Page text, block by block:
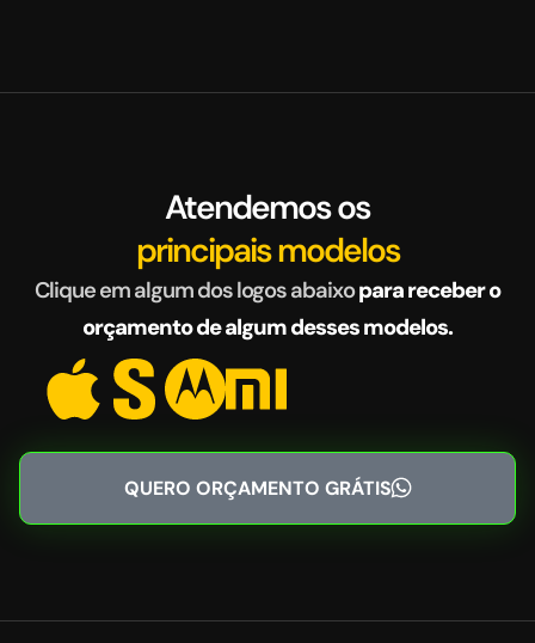
Atendemos os
principais modelos
Clique em algum dos logos abaixopara receber o
orçamento de algum desses modelos.
QUERO ORÇAMENTO GRÁTIS